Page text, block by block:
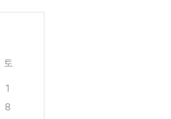
토
1
8